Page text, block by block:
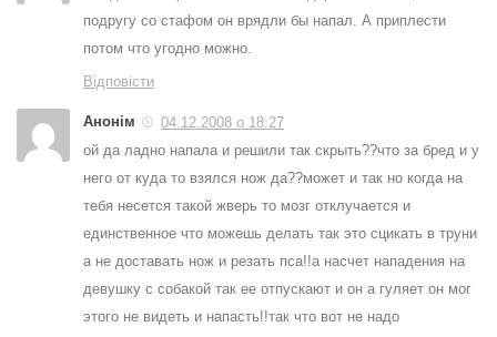
подругу со стафом он врядли бы напал. А приплести
потом что угодно можно.
Відповісти
Анонім
04.12.2008 о 18:27
ой да ладно напала и решили так скрыть??что за бред и у
него от куда то взялся нож да??может и так но когда на
тебя несется такой жверь то мозг отклучается и
единственное что можешь делать так это сцикать в труни
а не доставать нож и резать пса!!а насчет нападения на
девушку с собакой так ее отпускают и он а гуляет он мог
этого не видеть и напасть!!так что вот не надо